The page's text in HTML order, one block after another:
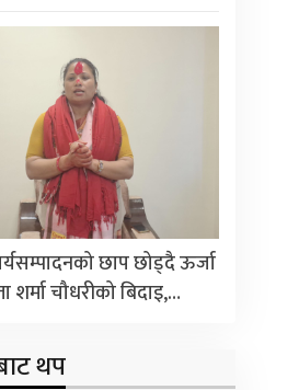
छाप छोड्दै ऊर्जा
शर्मा चौधरीको बिदाइ,…
थप